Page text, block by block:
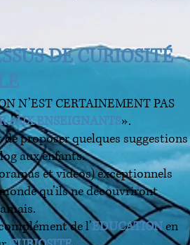
DE CURIOSITÉ
N’EST CERTAINEMENT PAS
AUX ENSEIGNANTS».
proposer quelques
aux enfants.
et videos) exceptionnels
qu’ils ne découvriront
de l’EDUCATIONen